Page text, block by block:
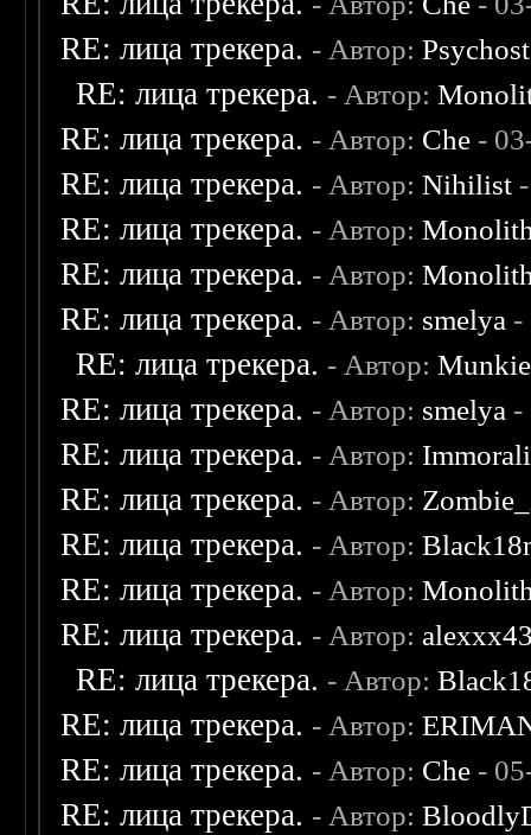
RE: лица трекера. - Автор:
RE: лица трекера. - Автор:
RE: лица трекера. - Автор: Che -
RE: лица трекера. - Автор:Nihilist
RE: лица трекера. - Автор:
RE: лица трекера. - Автор:
RE: лица трекера. - Автор: smelya -
RE: лица трекера. - Автор:Munkie
RE: лица трекера. - Автор: smelya -
RE: лица трекера. - Автор:
RE: лица трекера. - Автор:
RE: лица трекера. - Автор:
RE: лица трекера. - Автор:
RE: лица трекера. - Автор:
RE: лица трекера. - Автор:
RE: лица трекера. - Автор:
RE: лица трекера. - Автор: Che -
RE: лица трекера. - Автор: